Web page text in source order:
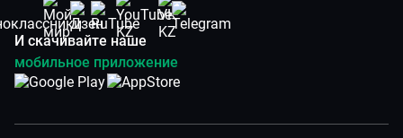
И скачивайте наше
мобильное приложение